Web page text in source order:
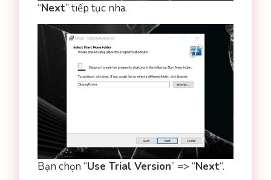
“Next” tiếp tục nha.
Bạn chọn “Use Trial Version” => “Next“.